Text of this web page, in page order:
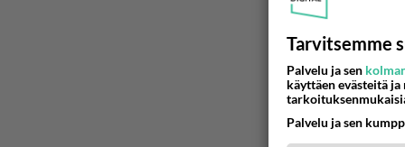
Lue
Tarvitsemme
Palvelu ja sen
käyttäen evästeitä
Palvelu ja sen